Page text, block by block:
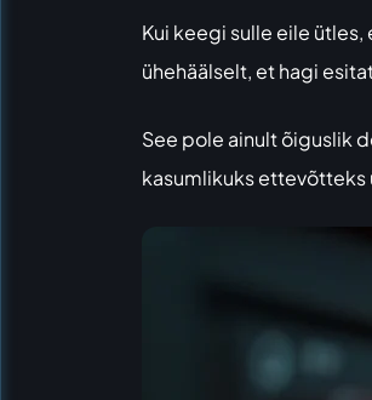
Kui keegi sulle eile ütles,
ühehäälselt, et hagi
See pole ainult õiguslik
kasumlikuks ettevõtteks